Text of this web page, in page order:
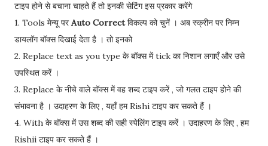
टाइप होने से बचाना चाहते हैं तो इनकी सेटिंग इस प्रकार करेंगे
1. Tools मेन्यू परAuto Correctविकल्प को चुनें । अब स्क्रीन पर निम्न
डायलॉग बॉक्स दिखाई देता है । तो इनको
2. Replace text as you type के बॉक्स में tick का निशान लगाएँ और उसे
उपस्थित करें ।
3. Replace के नीचे वाले बॉक्स में वह शब्द टाइप करें , जो गलत टाइप होने की
संभावना है । उदाहरण के लिए , यहाँ हम Rishi टाइप कर सकते हैं ।
4. With के बॉक्स में उस शब्द की सही स्पेलिंग टाइप करें । उदाहरण के लिए , हम
Rishii टाइप कर सकते हैं ।